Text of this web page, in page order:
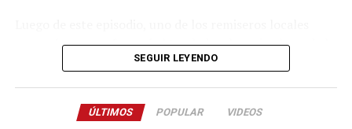
aseguró que no ofrecerá el traslado a los miembros de la
comunidad por temor a represalias. “Yo no voy a llevar
y menos con la autoridad”, manifestó un chofer de la
zona consultado porLa Voz de Misiones.
SEGUIR LEYENDO
ÚLTIMOS POPULAR VIDEOS